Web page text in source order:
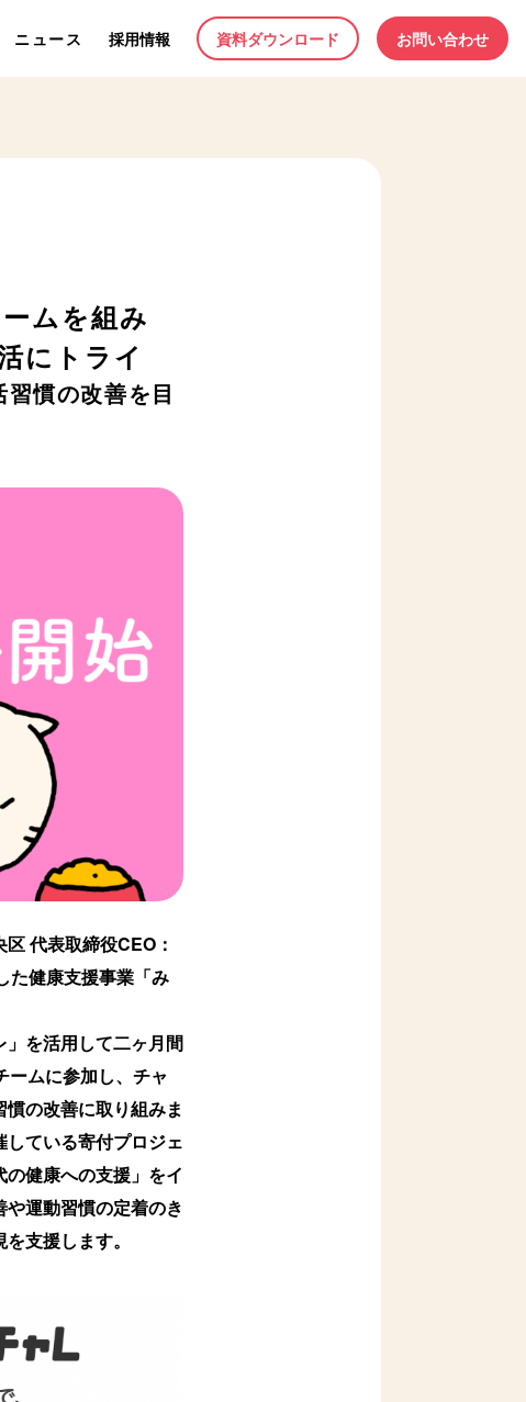
ニュース 採用情報 資料ダウンロード お問い合わせ
ムを組み
にトライ
慣の改善を目
代表取締役CEO：
た健康支援事業「み
を活用して二ヶ月間
ームに参加し、チャ
の改善に取り組みま
ている寄付プロジェ
健康への支援」をイ
運動習慣の定着のき
支援します。